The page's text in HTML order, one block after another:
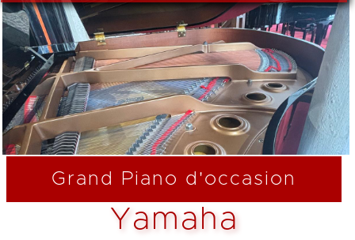
Grand Piano d'occasion
Yamaha